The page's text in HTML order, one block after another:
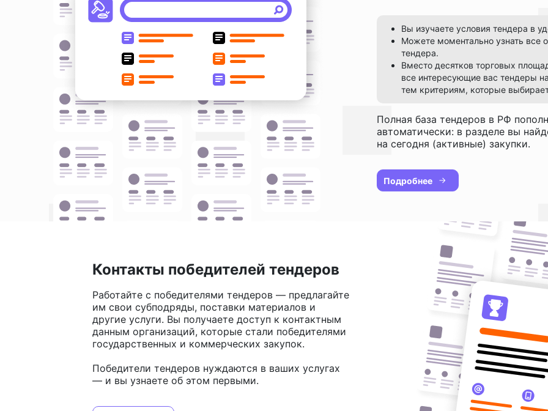
Вы изучаете условия тендера в
Можете моментально узнать все
тендера.
Вместо десятков торговых
все интересующие вас тендеры
тем критериям, которые
Полная база тендеров в РФ
автоматически: в разделе вы
на сегодня (активные) закупки.
Подробнее
Контакты победителей тендеров
Работайте с победителями тендеров — предлагайте
им свои субподряды, поставки материалов и
другие услуги. Вы получаете доступ к контактным
данным организаций, которые стали победителями
государственных и коммерческих закупок.
Победители тендеров нуждаются в ваших услугах
— и вы узнаете об этом первыми.